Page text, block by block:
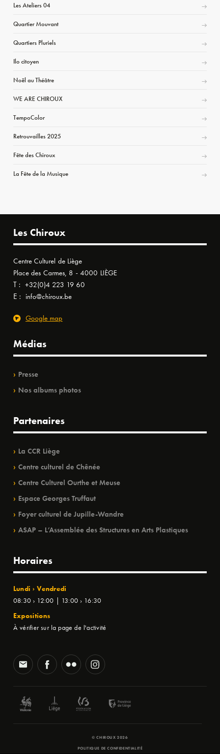
Les Ateliers 04
Quartier Mouvant
Quartiers Pluriels
Ilo citoyen
Noël au Théâtre
WE ARE CHIROUX
TempoColor
Retrouvailles 2025
Fête des Chiroux
La Fête de la Musique
Les Chiroux
Centre Culturel de Liège
Place des Carmes, 8 - 4000 LIÈGE
T : +32(0)4 223 19 60
E : info@chiroux.be
Google map
Médias
Presse
Nos albums photos
Partenaires
La CCR Liège
Centre culturel de Chênée
Centre Culturel Ourthe et Meuse
Espace Georges Truffaut
Foyer culturel de Jupille-Wandre
ASAP – L’Assemblée des Structures en Arts Plastiques
Horaires
Lundi › Vendredi
08:30 › 12:00 | 13:00 › 16:30
Expositions
À vérifier sur la page de l'activité
© CHIROUX 2026
POLITIQUE DE CONFIDENTIALITÉ